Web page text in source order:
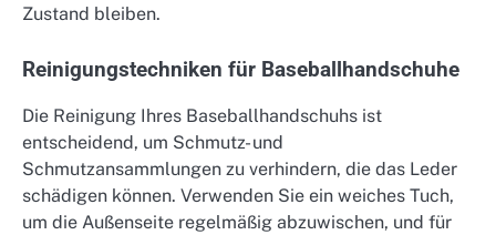
Zustand bleiben.
Reinigungstechniken für Baseballhandschuhe
Die Reinigung Ihres Baseballhandschuhs ist
entscheidend, um Schmutz- und
Schmutzansammlungen zu verhindern, die das Leder
schädigen können. Verwenden Sie ein weiches Tuch,
um die Außenseite regelmäßig abzuwischen, und für